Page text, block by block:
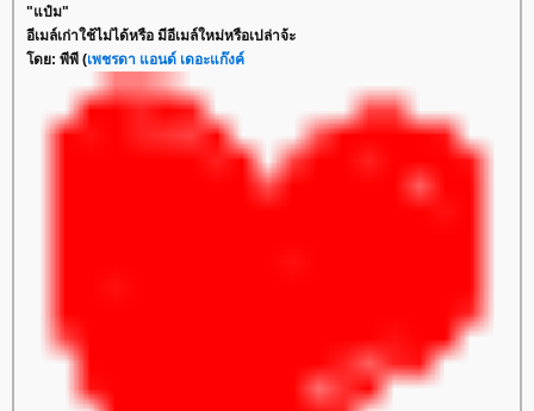
"แป๋ม"
อีเมล์เก่าใช้ไม่ได้หรือ มีอีเมล์ใหม่หรือเปล่าจ้ะ
ดย: พีพี (เพชรดา แอนด์ เดอะแก๊งค์